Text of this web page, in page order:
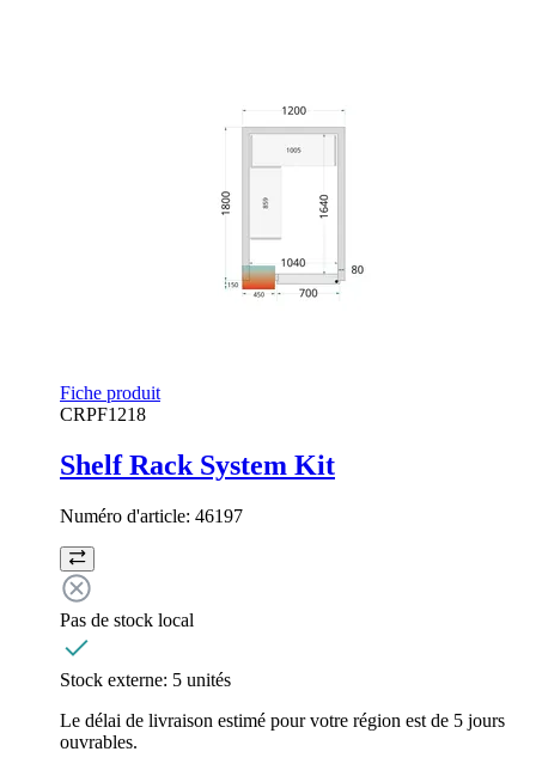
Fiche produit
CRPF1218
Shelf Rack System Kit
Numéro d'article: 46197
Pas de stock local
Stock externe: 5 unités
Le délai de livraison estimé pour votre région est de 5 jours
ouvrables.